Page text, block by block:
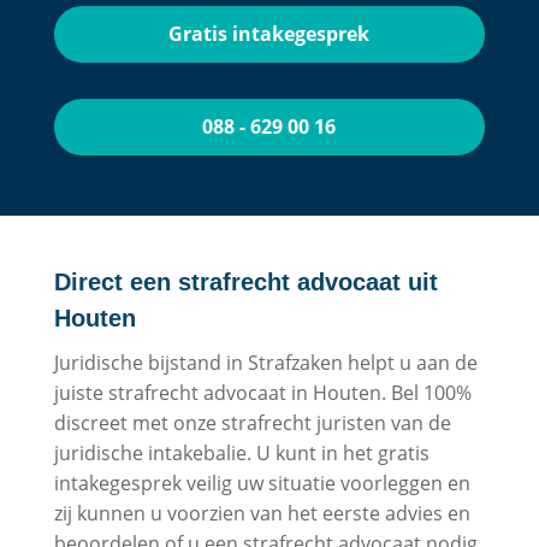
Gratis intakegesprek
088 - 629 00 16
Direct een strafrecht advocaat uit
Houten
Juridische bijstand in Strafzaken helpt u aan de
juiste strafrecht advocaat in Houten. Bel 100%
discreet met onze strafrecht juristen van de
juridische intakebalie. U kunt in het gratis
intakegesprek veilig uw situatie voorleggen en
zij kunnen u voorzien van het eerste advies en